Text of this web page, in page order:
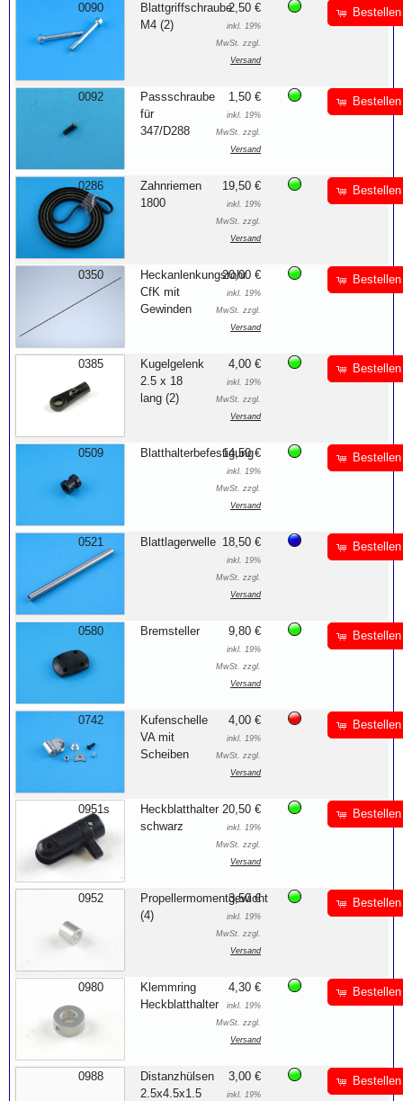
0090
Blattgriffschraube
M4 (2)
2,50 €
inkl. 19%
MwSt. zzgl.
Versand
Bestellen
0092
Passschraube
für
347/D288
1,50 €
inkl. 19%
MwSt. zzgl.
Versand
Bestellen
0286
Zahnriemen
1800
19,50 €
inkl. 19%
MwSt. zzgl.
Versand
Bestellen
0350
Heckanlenkungsrohr
CfK mit
Gewinden
20,00 €
inkl. 19%
MwSt. zzgl.
Versand
Bestellen
0385
Kugelgelenk
2.5 x 18
lang (2)
4,00 €
inkl. 19%
MwSt. zzgl.
Versand
Bestellen
0509 Blatthalterbefestigung
14,50 €
inkl. 19%
MwSt. zzgl.
Versand
Bestellen
0521 Blattlagerwelle 18,50 €
inkl. 19%
MwSt. zzgl.
Versand
Bestellen
0580 Bremsteller 9,80 €
inkl. 19%
MwSt. zzgl.
Versand
Bestellen
0742
Kufenschelle
VA mit
Scheiben
4,00 €
inkl. 19%
MwSt. zzgl.
Versand
Bestellen
0951s
Heckblatthalter
schwarz
20,50 €
inkl. 19%
MwSt. zzgl.
Versand
Bestellen
0952
Propellermomentgewicht
(4)
3,50 €
inkl. 19%
MwSt. zzgl.
Versand
Bestellen
0980
Klemmring
Heckblatthalter
4,30 €
inkl. 19%
MwSt. zzgl.
Versand
Bestellen
0988
Distanzhülsen
2.5x4.5x1.5
3,00 €
inkl. 19%
Bestellen